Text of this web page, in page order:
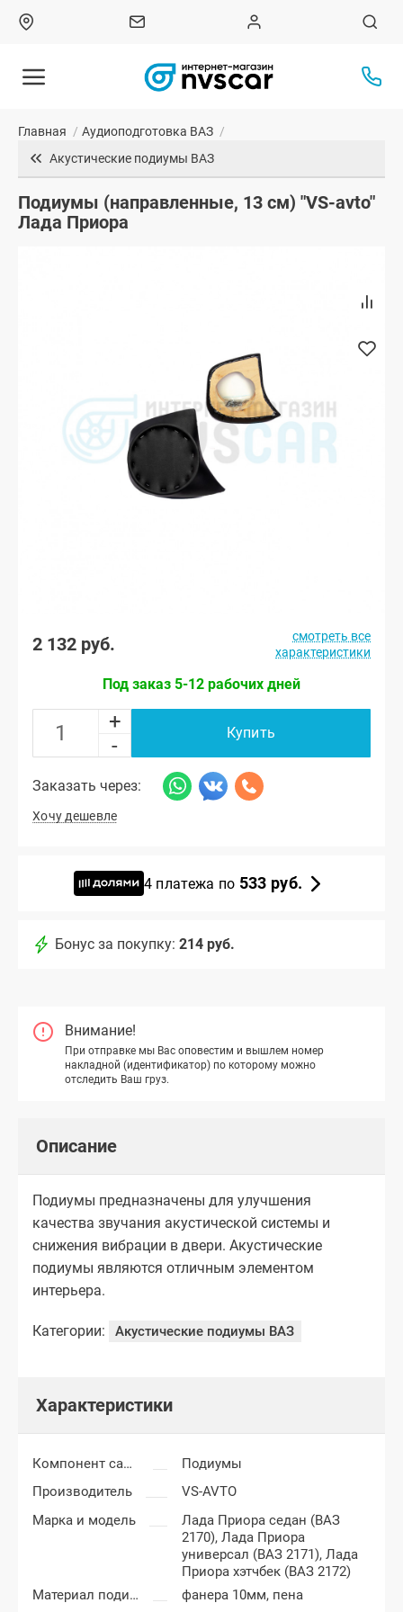
Главная / Аудиоподготовка ВАЗ /
Акустические подиумы ВАЗ
Подиумы (направленные, 13 см) "VS-avto"
Лада Приора
2 132 руб.
смотреть все
характеристики
Под заказ 5-12 рабочих дней
+
-
Купить
Заказать через:
Хочу дешевле
4 платежа по 533 руб.
Бонус за покупку: 214 руб.
Внимание!
При отправке мы Вас оповестим и вышлем номер
накладной (идентификатор) по которому можно
отследить Ваш груз.
Описание
Подиумы предназначены для улучшения
качества звучания акустической системы и
снижения вибрации в двери. Акустические
подиумы являются отличным элементом
интерьера.
Категории: Акустические подиумы ВАЗ
Характеристики
Компонент салона
Подиумы
Производитель
VS-AVTO
Марка и модель
Лада Приора седан (ВАЗ
2170),Лада Приора
универсал (ВАЗ 2171),Лада
Приора хэтчбек (ВАЗ 2172)
Материал подиумов
фанера 10мм, пена